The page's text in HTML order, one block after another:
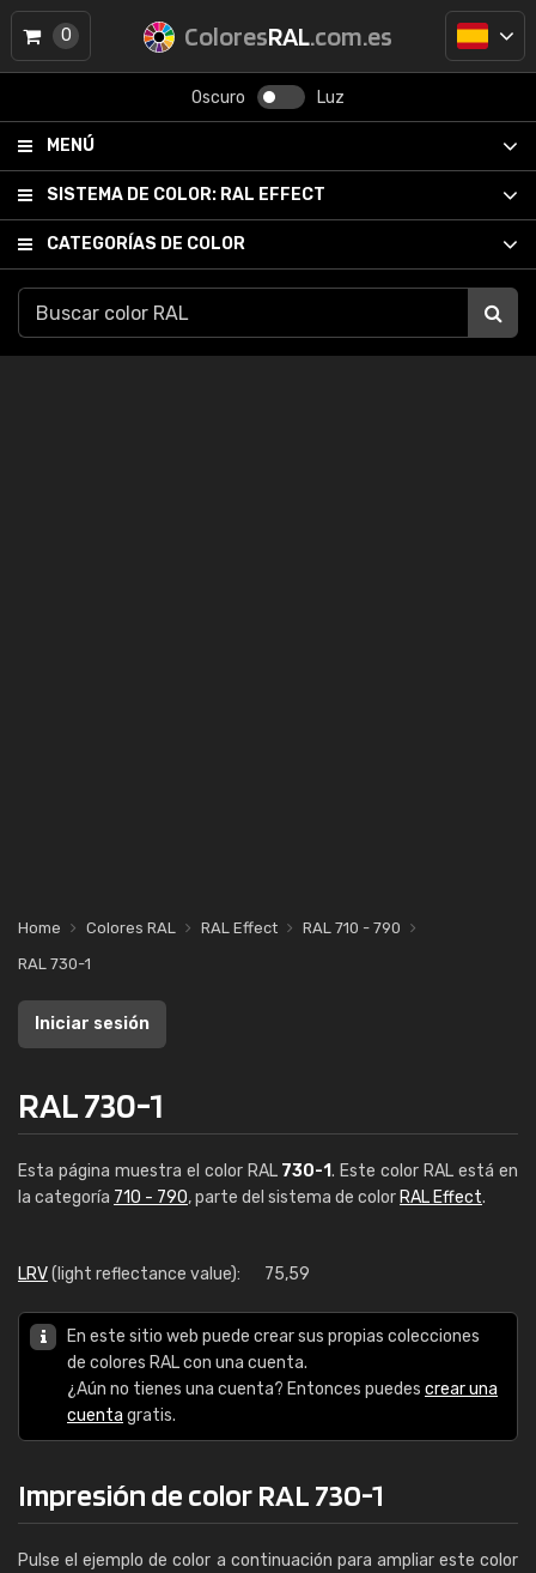
ColoresRAL.com.es
Oscuro Luz
MENÚ
SISTEMA DE COLOR: RAL EFFECT
CATEGORÍAS DE COLOR
0
Home Colores RAL RAL Effect
RAL 710 - 790
RAL 730-1
Iniciar sesión
RAL 730-1
Esta página muestra el color RAL 730-1. Este color RAL está en
la categoría 710 - 790, parte del sistema de color RAL Effect.
LRV(light reflectance value): 75,59
En este sitio web puede crear sus propias colecciones
de colores RAL con una cuenta.
¿Aún no tienes una cuenta? Entonces puedes crear una
cuenta gratis.
Impresión de color RAL 730-1
Pulse el ejemplo de color a continuación para ampliar este color